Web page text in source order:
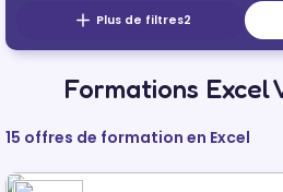
Plus de filtres2
Formations Excel
15 offres de formation en Excel